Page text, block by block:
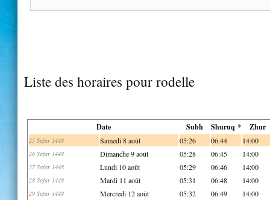
Liste des horaires pour rodelle
Date Subh Shuruq * Zhur
25 Safar 1448 Samedi 8 août 05:26 06:44 14:00
26 Safar 1448 Dimanche 9 août 05:28 06:45 14:00
27 Safar 1448 Lundi 10 août 05:29 06:46 14:00
28 Safar 1448 Mardi 11 août 05:31 06:48 14:00
29 Safar 1448 Mercredi 12 août 05:32 06:49 14:00